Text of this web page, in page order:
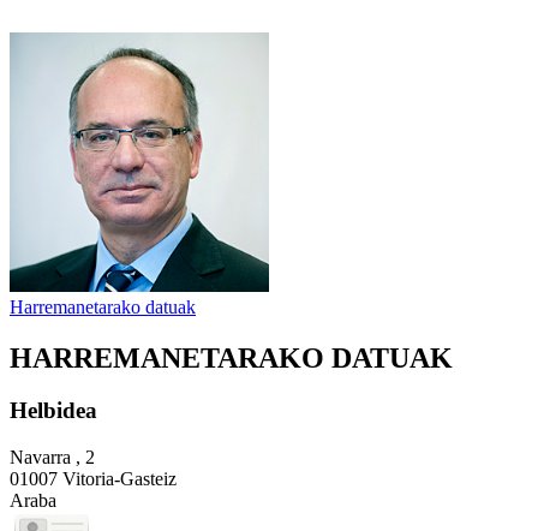
Harremanetarako datuak
HARREMANETARAKO DATUAK
Helbidea
Navarra , 2
01007 Vitoria-Gasteiz
Araba